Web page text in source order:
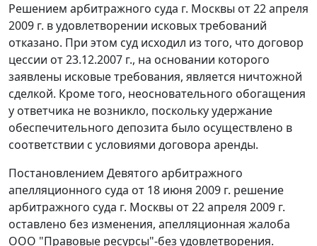
Решением арбитражного суда г. Москвы от 22 апреля
2009 г. в удовлетворении исковых требований
отказано. При этом суд исходил из того, что договор
цессии от 23.12.2007 г., на основании которого
заявлены исковые требования, является ничтожной
сделкой. Кроме того, неосновательного обогащения
у ответчика не возникло, поскольку удержание
обеспечительного депозита было осуществлено в
соответствии с условиями договора аренды.
Постановлением Девятого арбитражного
апелляционного суда от 18 июня 2009 г. решение
арбитражного суда г. Москвы от 22 апреля 2009 г.
оставлено без изменения, апелляционная жалоба
ООО "Правовые ресурсы"-без удовлетворения.